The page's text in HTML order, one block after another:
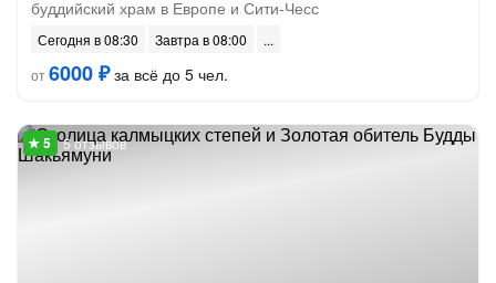
буддийский храм в Европе и Сити-Чесс
Сегодня в 08:30
Завтра в 08:00
от6000 ₽за всё до 5 чел.
5 отзывов